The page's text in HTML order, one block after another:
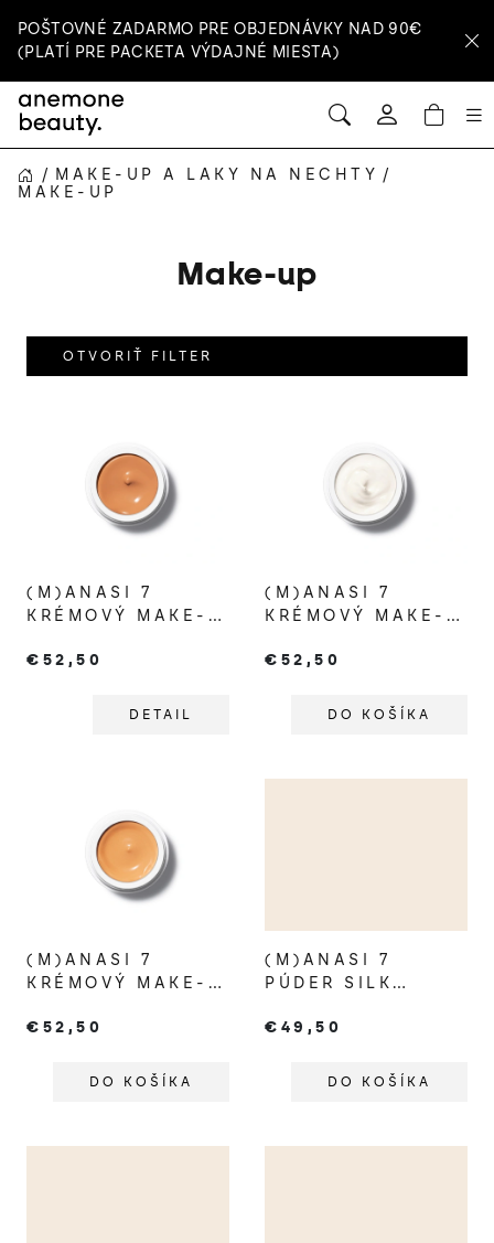
na
obsah
POŠTOVNÉ ZADARMO PRE OBJEDNÁVKY NAD 90€
(PLATÍ PRE PACKETA VÝDAJNÉ MIESTA)
HĽADAŤ
Prihlásenie
DOMOV
/ MAKE-UP A LAKY NA NECHTY /
MAKE-UP
Make-up
OTVORIŤ FILTER
r
d
(M)ANASI 7
KRÉMOVÝ MAKE-
ENHANCER
€52,50
DETAIL
(M)ANASI 7
KRÉMOVÝ MAKE-
ENHANCER
€52,50
DO KOŠÍKA
(M)ANASI 7
KRÉMOVÝ MAKE-
ENHANCER
€52,50
DO KOŠÍKA
(M)ANASI 7
PÚDER SILK
TRANSLUCENT
€49,50
DO KOŠÍKA